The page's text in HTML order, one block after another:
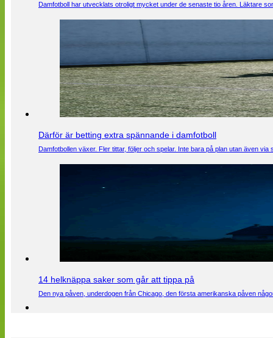
Damfotboll har utvecklats otroligt mycket under de senaste tio åren. Läktare
Därför är betting extra spännande i damfotboll
Damfotbollen växer. Fler tittar, följer och spelar. Inte bara på plan utan även
14 helknäppa saker som går att tippa på
Den nya påven, underdogen från Chicago, den första amerikanska påven